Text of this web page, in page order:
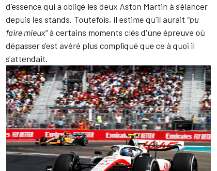
d'essence qui a obligé les deux Aston Martin à s'élancer
depuis les stands. Toutefois, il estime qu'il aurait "pu
faire mieux"à certains moments clés d'une épreuve où
dépasser s'est avéré plus compliqué que ce à quoi il
s'attendait.